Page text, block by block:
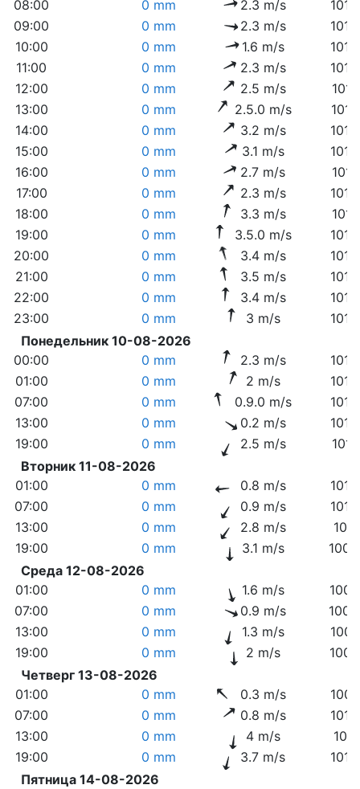
08:00 0 mm 2.3 m/s
09:00
0 mm 2.3 m/s
10:00
0 mm 1.6 m/s
11:00
0 mm 2.3 m/s
12:00
0 mm 2.5 m/s
13:00
0 mm 2.5.0 m/s
14:00
0 mm 3.2 m/s
15:00
0 mm 3.1 m/s
16:00
0 mm 2.7 m/s
17:00
0 mm 2.3 m/s
18:00
0 mm 3.3 m/s
19:00
0 mm 3.5.0 m/s
20:00
0 mm 3.4 m/s
21:00
0 mm 3.5 m/s
22:00
0 mm 3.4 m/s
23:00
0 mm 3 m/s
Понедельник 10-08-2026
00:00
0 mm 2.3 m/s
01:00
0 mm 2 m/s
07:00
0 mm 0.9.0 m/s
13:00
0 mm 0.2 m/s
19:00
0 mm 2.5 m/s
Вторник 11-08-2026
01:00
0 mm 0.8 m/s
07:00
0 mm 0.9 m/s
13:00
0 mm 2.8 m/s
19:00
0 mm 3.1 m/s
Среда 12-08-2026
01:00
0 mm 1.6 m/s
07:00
0 mm 0.9 m/s
13:00
0 mm 1.3 m/s
19:00
0 mm 2 m/s
Четверг 13-08-2026
01:00
0 mm 0.3 m/s
07:00
0 mm 0.8 m/s
13:00
0 mm 4 m/s
19:00
0 mm 3.7 m/s
Пятница 14-08-2026